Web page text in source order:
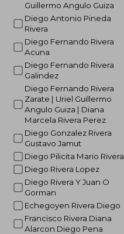
Guillermo Angulo Guiza
Diego Antonio Pineda
Rivera
Diego Fernando Rivera
Acuna
Diego Fernando Rivera
Galindez
Diego Fernando Rivera
Zarate | Uriel Guillermo
Angulo Guiza | Diana
Marcela Rivera Perez
Diego Gonzalez Rivera
Gustavo Jamut
Diego Pilicita Mario Rivera
Diego Rivera Lopez
Diego Rivera Y Juan O
Gorman
Echegoyen Rivera Diego
Francisco Rivera Diana
Alarcon Diego Pena